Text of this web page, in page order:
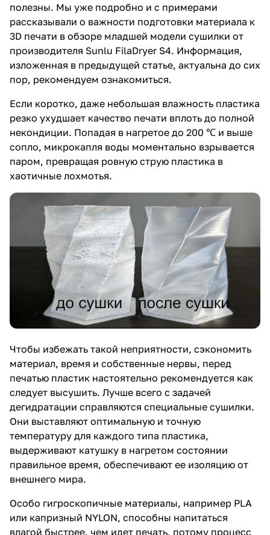
полезны. Мы уже подробно и с примерами
рассказывали о важности подготовки материала к
3D печати в обзоре младшей модели сушилки от
производителя Sunlu FilaDryer S4. Информация,
изложенная в предыдущей статье, актуальна до сих
пор, рекомендуем ознакомиться.
Если коротко, даже небольшая влажность пластика
резко ухудшает качество печати вплоть до полной
некондиции. Попадая в нагретое до 200 ℃ и выше
сопло, микрокапля воды моментально взрывается
паром, превращая ровную струю пластика в
хаотичные лохмотья.
Чтобы избежать такой неприятности, сэкономить
материал, время и собственные нервы, перед
печатью пластик настоятельно рекомендуется как
следует высушить. Лучше всего с задачей
дегидратации справляются специальные сушилки.
Они выставляют оптимальную и точную
температуру для каждого типа пластика,
выдерживают катушку в нагретом состоянии
правильное время, обеспечивают ее изоляцию от
внешнего мира.
Особо гигроскопичные материалы, например PLA
или капризный NYLON, способны напитаться
влагой быстрее, чем идет печать, потому процесс